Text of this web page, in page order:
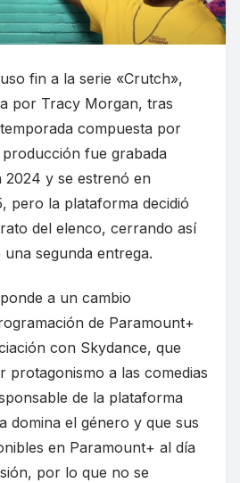
fin a la serie «Crutch»,
por Tracy Morgan, tras
compuesta por
fue grabada
y se estrenó en
pero la plataforma decidió
del elenco, cerrando así
una segunda entrega.
a un cambio
de Paramount+
con Skydance, que
protagonismo a las comedias
de la plataforma
domina el género y que sus
en Paramount+ al día
por lo que no se